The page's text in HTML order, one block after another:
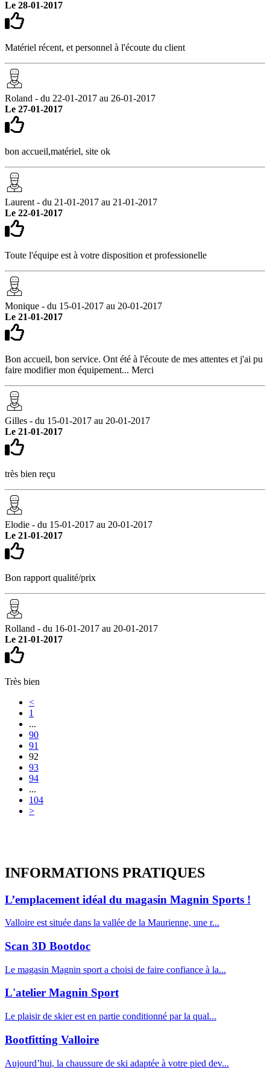
Le 28-01-2017
Matériel récent, et personnel à l'écoute du client
Roland - du 22-01-2017 au 26-01-2017
Le 27-01-2017
bon accueil,matériel, site ok
Laurent - du 21-01-2017 au 21-01-2017
Le 22-01-2017
Toute l'équipe est à votre disposition et professionelle
Monique - du 15-01-2017 au 20-01-2017
Le 21-01-2017
Bon accueil, bon service. Ont été à l'écoute de mes attentes et j'ai pu
faire modifier mon équipement... Merci
Gilles - du 15-01-2017 au 20-01-2017
Le 21-01-2017
très bien reçu
Elodie - du 15-01-2017 au 20-01-2017
Le 21-01-2017
Bon rapport qualité/prix
Rolland - du 16-01-2017 au 20-01-2017
Le 21-01-2017
Très bien
<
1
...
90
91
92
93
94
...
104
>
INFORMATIONS PRATIQUES
L’emplacement idéal du magasin Magnin Sports !
Valloire est située dans la vallée de la Maurienne, une r...
Scan 3D Bootdoc
Le magasin Magnin sport a choisi de faire confiance à la...
L'atelier Magnin Sport
Le plaisir de skier est en partie conditionné par la qual...
Bootfitting Valloire
Aujourd’hui, la chaussure de ski adaptée à votre pied dev...